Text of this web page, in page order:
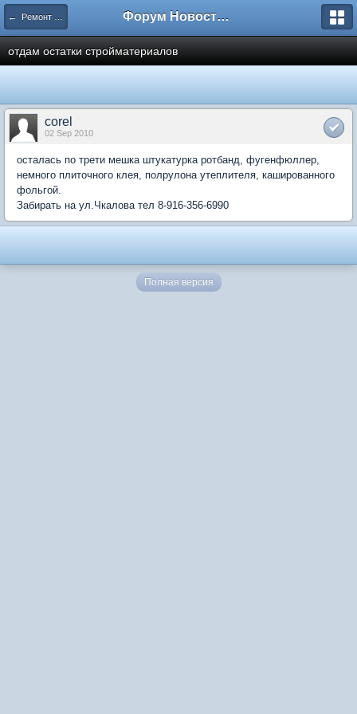
← Ремонт квартир Форум Новостройки
отдам остатки стройматериалов
corel
02 Sep 2010
осталась по трети мешка штукатурка ротбанд, фугенфюллер,
немного плиточного клея, полрулона утеплителя, кашированного
фольгой.
Забирать на ул.Чкалова тел 8-916-356-6990
Полная версия